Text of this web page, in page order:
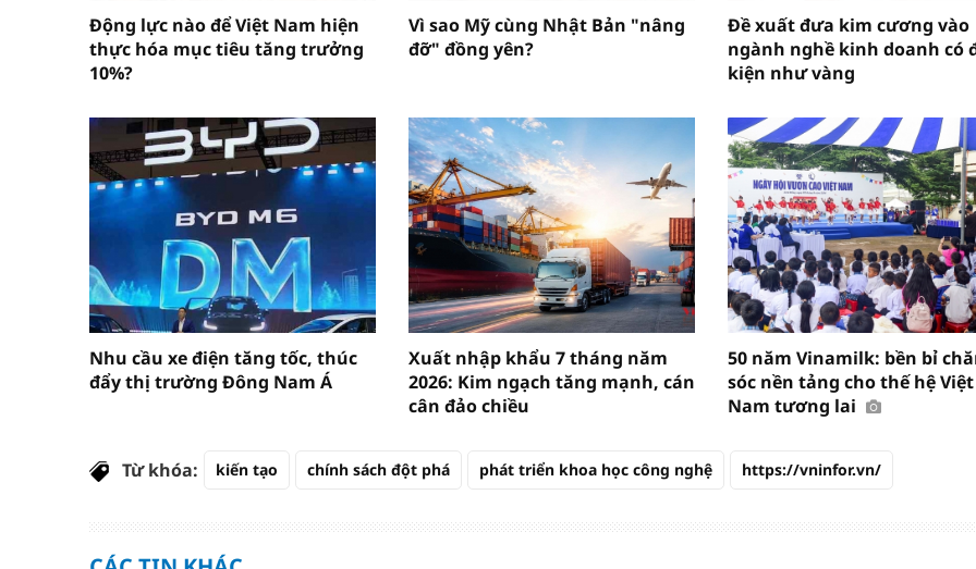
Động lực nào để Việt Nam hiện
thực hóa mục tiêu tăng trưởng
10%?
Vì sao Mỹ cùng Nhật Bản "nâng
đỡ" đồng yên?
Đề xuất đưa kim cương vào
ngành nghề kinh doanh có
kiện như vàng
Nhu cầu xe điện tăng tốc, thúc
đẩy thị trường Đông Nam Á
Xuất nhập khẩu 7 tháng năm
2026: Kim ngạch tăng mạnh, cán
cân đảo chiều
50 năm Vinamilk: bền bỉ
sóc nền tảng cho thế hệ Việt
Nam tương lai
Từ khóa: kiến tạo chính sách đột phá phát triển khoa học công nghệ https://vninfor.vn/